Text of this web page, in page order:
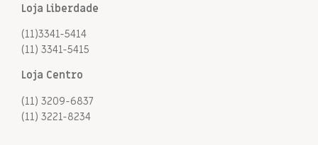
Loja Liberdade
(11)3341-5414
(11) 3341-5415
Loja Centro
(11) 3209-6837
(11) 3221-8234